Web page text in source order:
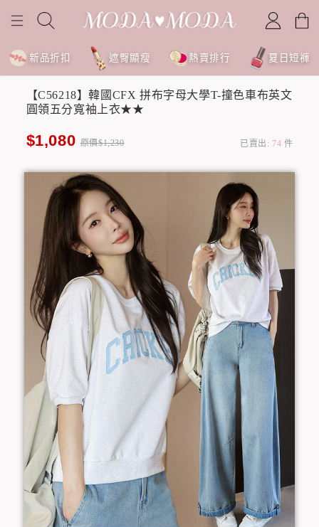
新品折扣 遮臀顯瘦 熱賣排行 夏日短褲
【C56218】韓國CFX 拼布字母大學T-撞色車布英文
圓領五分寬袖上衣★★
$1,080 原價$1,230 已賣出: 74 件